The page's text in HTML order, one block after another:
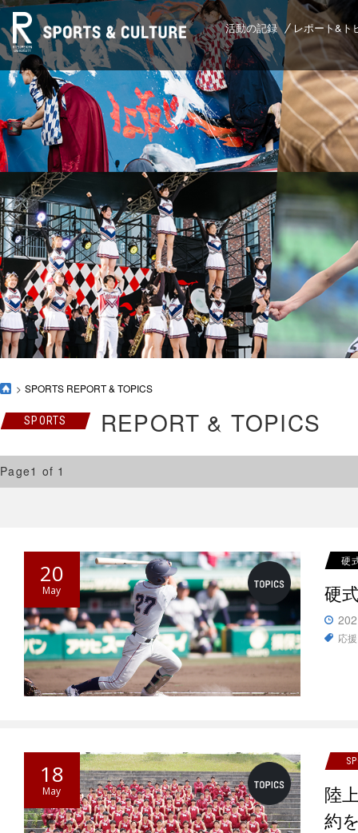
活動の記録 レポート&ト
SPORTS REPORT & TOPICS
SPORTS REPORT & TOPICS
Page1 of 1
20
May
硬
硬
応援
18
May
陸
約